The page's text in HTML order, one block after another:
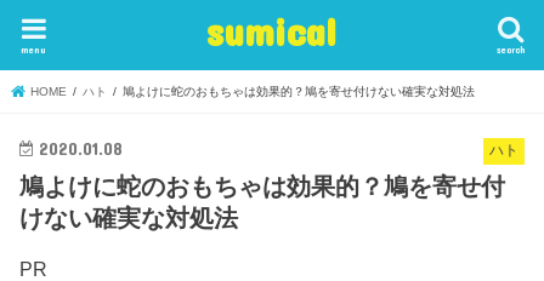
sumical search
menu
HOME ハト 鳩よけに蛇のおもちゃは効果的？鳩を寄せ付けない確実な対処法
ハト
2020.01.08
鳩よけに蛇のおもちゃは効果的？鳩を寄せ付
けない確実な対処法
PR